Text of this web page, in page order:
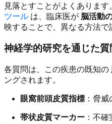
見落とすことがよくあります
ツールは、臨床医が 脳活動
映することで、異なる方法で
神経学的研究を通じた
各質問は、この疾患の既知の
ングされます。
眼窩前頭皮質指標 ：脅
帯状皮質マーカー ：不